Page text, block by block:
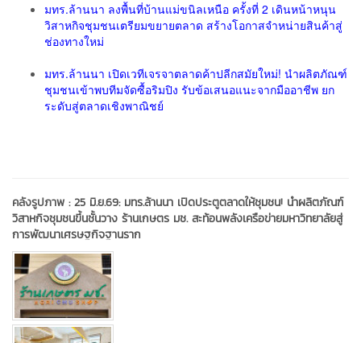
มทร.ล้านนา ลงพื้นที่บ้านแม่ขนิลเหนือ ครั้งที่ 2 เดินหน้าหนุน
วิสาหกิจชุมชนเตรียมขยายตลาด สร้างโอกาสจำหน่ายสินค้าสู่
ช่องทางใหม่
มทร.ล้านนา เปิดเวทีเจรจาตลาดค้าปลีกสมัยใหม่! นำผลิตภัณฑ์
ชุมชนเข้าพบทีมจัดซื้อริมปิง รับข้อเสนอแนะจากมืออาชีพ ยก
ระดับสู่ตลาดเชิงพาณิชย์
คลังรูปภาพ :25 มิ.ย.69: มทร.ล้านนา เปิดประตูตลาดให้ชุมชน! นำผลิตภัณฑ์
วิสาหกิจชุมชนขึ้นชั้นวาง ร้านเกษตร มช. สะท้อนพลังเครือข่ายมหาวิทยาลัยสู่
การพัฒนาเศรษฐกิจฐานราก